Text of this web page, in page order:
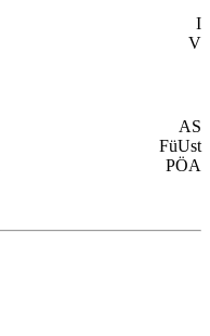
I
V
AS
FüUst
PÖA